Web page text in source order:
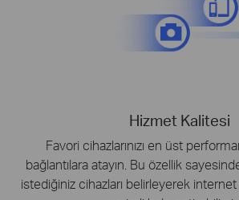
Hizmet Kalitesi
Favori cihazlarınızı en üst
bağlantılara atayın. Bu özellik
istediğiniz cihazları belirleyerek